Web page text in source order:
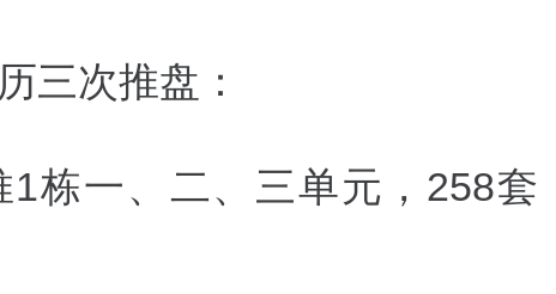
三次推盘：
栋一、二、三单元，258套